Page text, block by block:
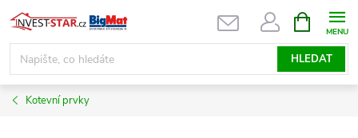
Přejít
na
obsah
HLEDAT
NÁKUPNÍ
KOŠÍK
Kotevní prvky